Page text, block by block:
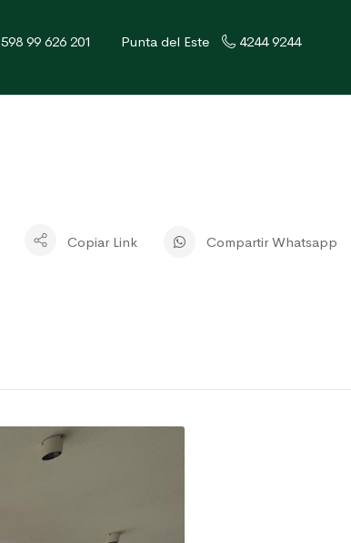
598 99 626 201 Punta del Este 4244 9244
Copiar Link Compartir Whatsapp